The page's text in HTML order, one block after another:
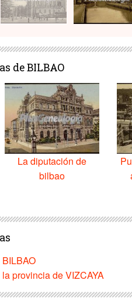
de BILBAO
La diputación de
bilbao
provincia de VIZCAYA